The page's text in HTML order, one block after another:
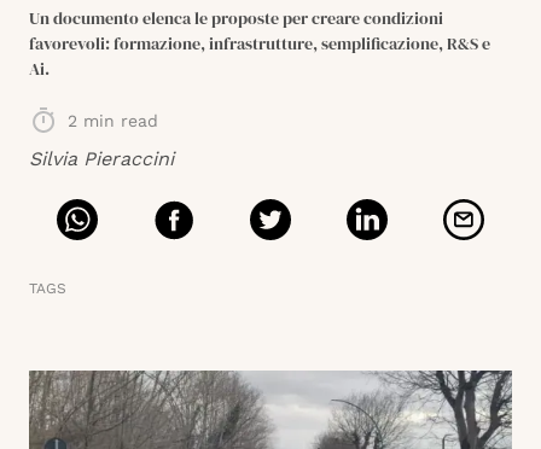
Un documento elenca le proposte per creare condizioni
favorevoli: formazione, infrastrutture, semplificazione, R&S e
Ai.
2 min read
Silvia Pieraccini
TAGS